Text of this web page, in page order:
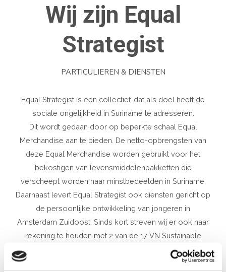
Wij zijn Equal
Strategist
PARTICULIEREN & DIENSTEN
Equal Strategist is een collectief, dat als doel heeft de
sociale ongelijkheid in Suriname te adresseren.
Dit wordt gedaan door op beperkte schaal Equal
Merchandise aan te bieden. De netto-opbrengsten van
deze Equal Merchandise worden gebruikt voor het
bekostigen van levensmiddelenpakketten die
verscheept worden naar minstbedeelden in Suriname.
Daarnaast levert Equal Strategist ook diensten gericht op
de persoonlijke ontwikkeling van jongeren in
Amsterdam Zuidoost. Sinds kort streven wij er ook naar
rekening te houden met 2 van de 17 VN Sustainable
Development Goals in onze werkwijze.